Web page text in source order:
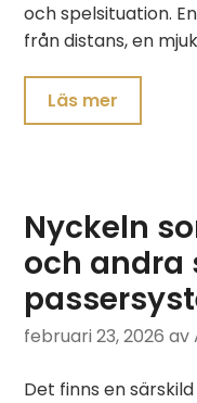
och spelsituation.
från distans, en
Läs mer
Nyckeln
och andra
februari 23, 2026 av
Det finns en